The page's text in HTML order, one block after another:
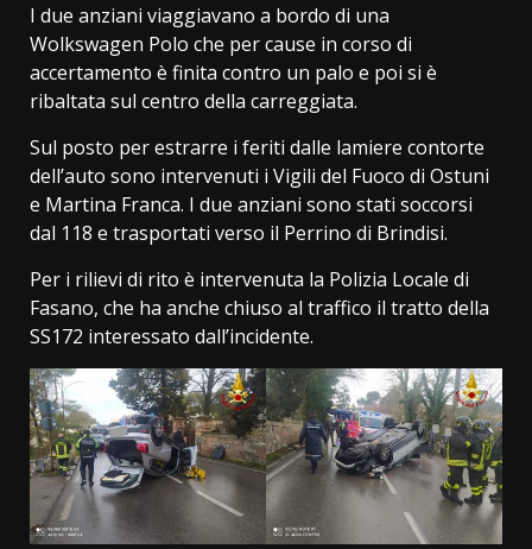
I due anziani viaggiavano a bordo di una
Wolkswagen Polo che per cause in corso di
accertamento è finita contro un palo e poi si è
ribaltata sul centro della carreggiata.
Sul posto per estrarre i feriti dalle lamiere contorte
dell’auto sono intervenuti i Vigili del Fuoco di Ostuni
e Martina Franca. I due anziani sono stati soccorsi
dal 118 e trasportati verso il Perrino di Brindisi.
Per i rilievi di rito è intervenuta la Polizia Locale di
Fasano, che ha anche chiuso al traffico il tratto della
SS172 interessato dall’incidente.